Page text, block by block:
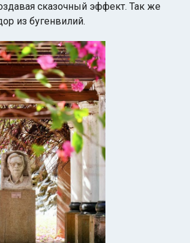
сказочный эффект. Так же
из бугенвилий.